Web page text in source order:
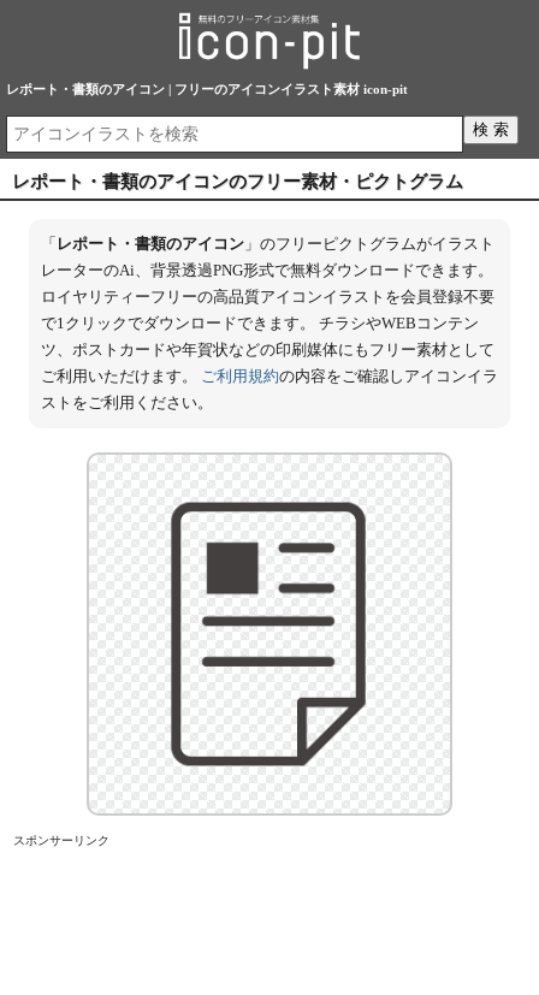
レポート・書類のアイコン | フリーのアイコンイラスト素材 icon-pit
レポート・書類のアイコンのフリー素材・ピクトグラム
「 レポート・書類のアイコン」のフリーピクトグラムがイラスト
レーターのAi、背景透過PNG形式で無料ダウンロードできます。
ロイヤリティーフリーの高品質アイコンイラストを会員登録不要
で1クリックでダウンロードできます。 チラシやWEBコンテン
ツ、ポストカードや年賀状などの印刷媒体にもフリー素材として
ご利用いただけます。 ご利用規約の内容をご確認しアイコンイラ
ストをご利用ください。
スポンサーリンク